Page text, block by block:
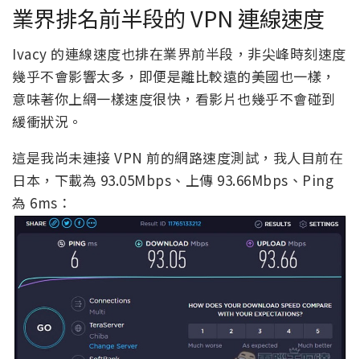
業界排名前半段的 VPN 連線速度
Ivacy 的連線速度也排在業界前半段，非尖峰時刻速度
幾乎不會影響太多，即便是離比較遠的美國也一樣，
意味著你上網一樣速度很快，看影片也幾乎不會碰到
緩衝狀況。
這是我尚未連接 VPN 前的網路速度測試，我人目前在
日本，下載為 93.05Mbps、上傳 93.66Mbps、Ping
為 6ms：